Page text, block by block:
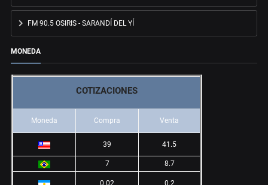
FM 90.5 OSIRIS - SARANDÍ DEL YÍ
MONEDA
COTIZACIONES
Moneda Compra Venta
39 41.5
7 8.7